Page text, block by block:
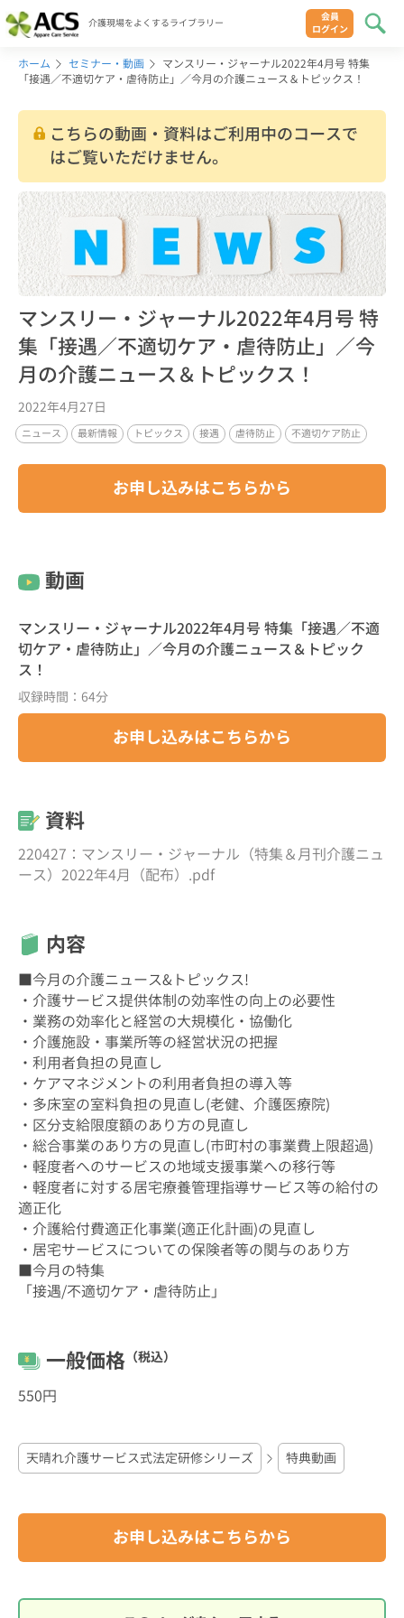
介護現場をよくするライブラリー
会員
ログイン
ホーム セミナー・動画
マンスリー・ジャーナル2022年4月号 特集
「接遇／不適切ケア・虐待防止」／今月の介護ニュース＆トピックス！
こちらの動画・資料はご利用中のコースで
はご覧いただけません。
マンスリー・ジャーナル2022年4月号 特
集「接遇／不適切ケア・虐待防止」／今
月の介護ニュース＆トピックス！
2022年4月27日
ニュース 最新情報 トピックス 接遇 虐待防止 不適切ケア防止
お申し込みはこちらから
動画
マンスリー・ジャーナル2022年4月号 特集「接遇／不適
切ケア・虐待防止」／今月の介護ニュース＆トピック
ス！
収録時間：64分
お申し込みはこちらから
資料
220427：マンスリー・ジャーナル（特集＆月刊介護ニュ
ース）2022年4月（配布）.pdf
内容
■今月の介護ニュース&トピックス!
・介護サービス提供体制の効率性の向上の必要性
・業務の効率化と経営の大規模化・協働化
・介護施設・事業所等の経営状況の把握
・利用者負担の見直し
・ケアマネジメントの利用者負担の導入等
・多床室の室料負担の見直し(老健、介護医療院)
・区分支給限度額のあり方の見直し
・総合事業のあり方の見直し(市町村の事業費上限超過)
・軽度者へのサービスの地域支援事業への移行等
・軽度者に対する居宅療養管理指導サービス等の給付の
適正化
・介護給付費適正化事業(適正化計画)の見直し
・居宅サービスについての保険者等の関与のあり方
■今月の特集
「接遇/不適切ケア・虐待防止」
一般価格 （税込）
550円
天晴れ介護サービス式法定研修シリーズ 特典動画
お申し込みはこちらから